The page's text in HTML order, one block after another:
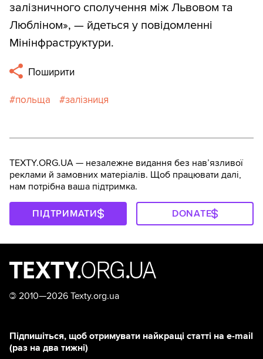
залізничного сполучення між Львовом та
Любліном», — йдеться у повідомленні
Мінінфраструктури.
Поширити
польща залізниця
TEXTY.ORG.UA — незалежне видання без навʼязливої
реклами й замовних матеріалів. Щоб працювати далі,
нам потрібна ваша підтримка.
ПІДТРИМАТИ DONATE
© 2010—2026 Texty.org.ua
Підпишіться, щоб отримувати найкращі статті на e-mail
(раз на два тижні)